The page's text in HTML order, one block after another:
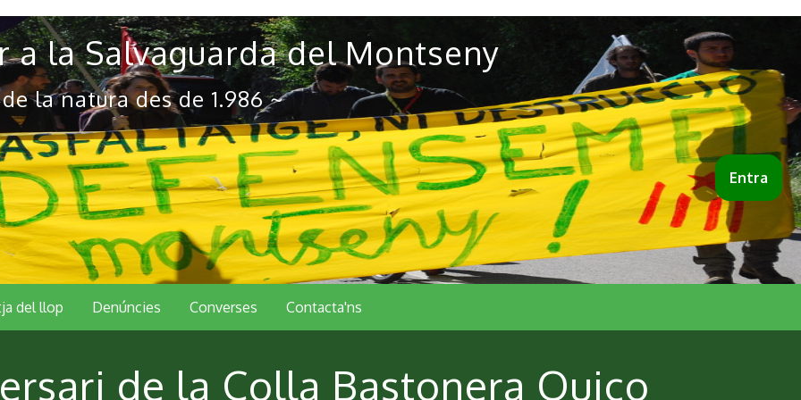
a la Salvaguarda del Montseny
la natura des de 1.986 ~
Entra
del llop Denúncies Converses Contacta'ns
de la Colla Bastonera Quico